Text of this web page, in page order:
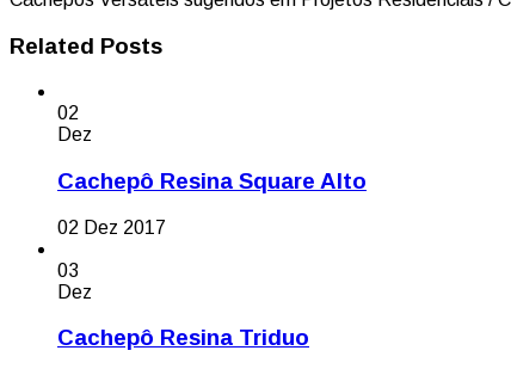
Related Posts
02
Dez
Cachepô Resina Square Alto
02 Dez 2017
03
Dez
Cachepô Resina Triduo